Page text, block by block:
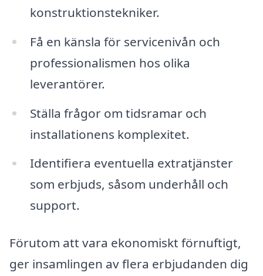
konstruktionstekniker.
Få en känsla för servicenivån och
professionalismen hos olika
leverantörer.
Ställa frågor om tidsramar och
installationens komplexitet.
Identifiera eventuella extratjänster
som erbjuds, såsom underhåll och
support.
Förutom att vara ekonomiskt förnuftigt,
ger insamlingen av flera erbjudanden dig